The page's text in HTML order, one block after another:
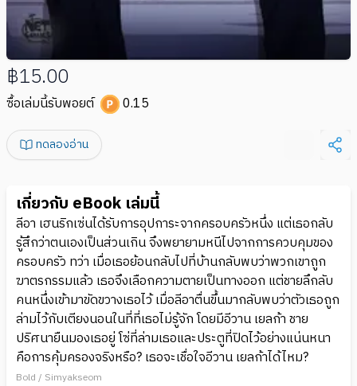
฿15.00
ซื้อเล่มนี้รับพอยต์ 0.15
ทดลองอ่าน
เกี่ยวกับ eBook เล่มนี้
ลีอา เฮนริกเซ่นได้รับการอุปการะจากครอบครัวหนึ่ง แต่เธอกลับ
รู้สึกว่าตนเองเป็นส่วนเกิน จึงพยายามหนีไปจากการควบคุมของ
ครอบครัว ทว่า เมื่อเธอย้อนกลับไปที่บ้านกลับพบว่าพวกเขาถูก
ฆาตรกรรมแล้ว เธอจึงเลือกความตายเป็นทางออก แต่ชายลึกลับ
คนหนึ่งเข้ามาขัดขวางเธอไว้ เมื่อลีอาตื่นขึ้นมากลับพบว่าตัวเธอถูก
ล่ามไว้กับเตียงนอนในที่ที่เธอไม่รู้จัก โดยมีอีวาน เยลก้า ชาย
ปริศนายืนมองเธอยู่ โซ่ที่ล่ามเธอและประตูที่ปิดไว้อย่างแน่นหนา
คือการคุ้มครองจริงหรือ? เธอจะเชื่อใจอีวาน เยลก้าได้ไหม?
Bold / Simyakseom